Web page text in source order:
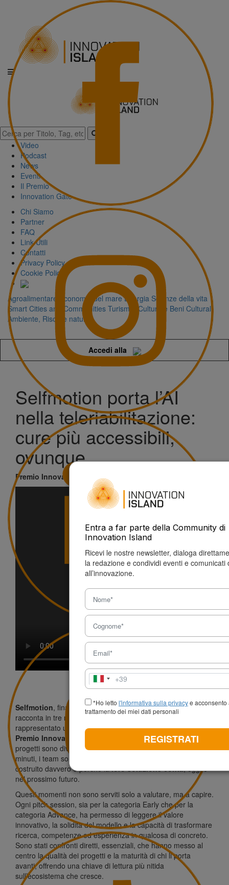
Video
Podcast
News
Eventi
Il Premio
Innovation Gate
Chi Siamo
Partner
FAQ
Link Utili
Contatti
Privacy Policy
Cookie Policy
Agroalimentare Economia del mare Energia Scienze della vita
Smart Cities and Communities Turismo, Cultura e Beni Culturali
Ambiente, Risorse naturali
Accedi alla
Selfmotion porta l’AI
nella teleriabilitazione:
cure più accessibili,
ovunque
Premio Innovazione Sicilia - 13/01/2026
Selfmotion, finalista nella categoriaAdvanced Stage, si
racconta in tre minuti. LePitch Sessionhanno
rappresentato uno dei passaggi più densi e rivelatori del
Premio Innovazione Sicilia 2025
. È sul palco, infatti, che i
progetti sono diventati racconto, visione, impatto. In pochi
minuti, i team sono stati chiamati a spiegare cosa hanno
costruito davvero e perché laloro soluzione conta, oggi e
nel prossimo futuro.
Questi momenti non sono serviti solo a valutare, ma a capire.
Ogni pitch session, sia per la categoria Early che per la
categoria Advance, ha permesso di leggere il valore
innovativo, la solidità del modello e la capacità di trasformare
ricerca, competenze ed esperienza in qualcosa di concreto.
Sono stati confronti diretti, essenziali, che hanno messo al
centro la qualità dei progetti e la maturità di chi li porta
avanti, offrendo una chiave di lettura più nitida
sull’ecosistema che cresce.
Entra a far parte della Community di
Innovation Island
Ricevi le nostre newsletter, dialoga
la redazione e condividi eventi e comunicati
all’innovazione.
Italia
+39
+39
*Ho letto l'informativa sulla privacye acconsento
trattamento dei miei dati personali
REGISTRATI